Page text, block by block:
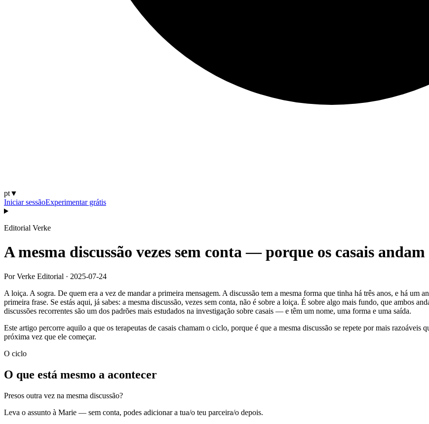
pt▼
Iniciar sessãoExperimentar grátis
Editorial Verke
A mesma discussão vezes sem conta — porque os casais
Por Verke Editorial · 2025-07-24
A loiça. A sogra. De quem era a vez de mandar a primeira mensagem. A discussão tem a mesma forma que tinha há três anos, e há um
primeira frase. Se estás aqui, já sabes: a mesma discussão, vezes sem conta, não é sobre a loiça. É sobre algo mais fundo, que ambos
discussões recorrentes são um dos padrões mais estudados na investigação sobre casais — e têm um nome, uma forma e uma saída.
Este artigo percorre aquilo a que os terapeutas de casais chamam o ciclo, porque é que a mesma discussão se repete por mais
próxima vez que ele começar.
O ciclo
O que está mesmo a acontecer
Presos outra vez na mesma discussão?
Leva o assunto à Marie — sem conta, podes adicionar a tua/o teu parceira/o depois.